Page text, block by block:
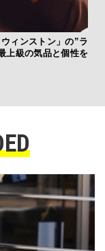
ウィンストン」の”ラ
上級の気品と個性を